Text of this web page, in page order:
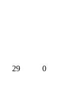
29 0